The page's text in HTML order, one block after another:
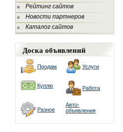
Рейтинг сайтов
Новости партнеров
Каталог сайтов
Доска объявлений
Продам Услуги
Куплю Работа
Разное
Авто-
объявления